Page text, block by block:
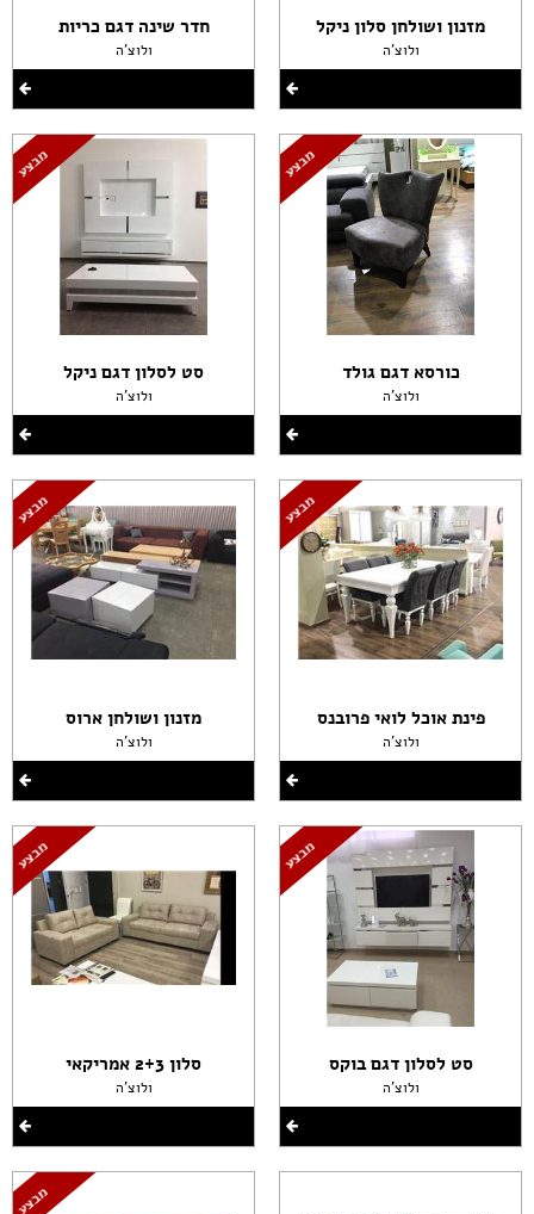
מזנון ושולחן סלון ניקל
ולוצ'ה
כורסא דגם גולד
ולוצ'ה
פינת אוכל לואי פרובנס
ולוצ'ה
סט לסלון דגם בוקס
ולוצ'ה
חדר שינה דגם כריות
ולוצ'ה
סט לסלון דגם ניקל
ולוצ'ה
מזנון ושולחן ארוס
ולוצ'ה
סלון 2+3 אמריקאי
ולוצ'ה